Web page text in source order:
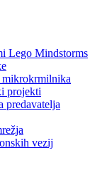
Lego Mindstorms
mikrokrmilnika
projekti
predavatelja
vezij